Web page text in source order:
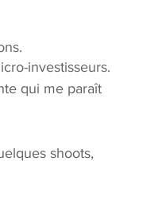
investisseurs.
qui me paraît
shoots,